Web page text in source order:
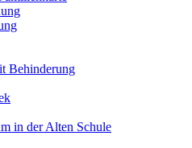
Behinderung
in der Alten Schule